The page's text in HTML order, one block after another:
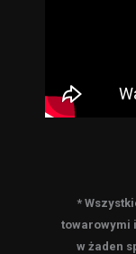
*
towarowymi
w żaden